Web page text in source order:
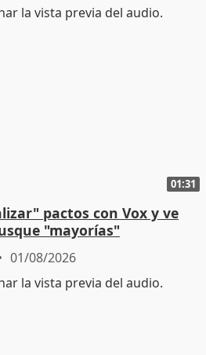
01:31
pactos con Vox y ve
"mayorías"
01/08/2026